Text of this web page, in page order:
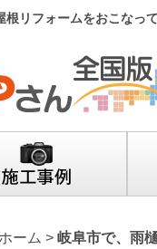
リフォームをおこなって
ホーム > 岐阜市で、雨